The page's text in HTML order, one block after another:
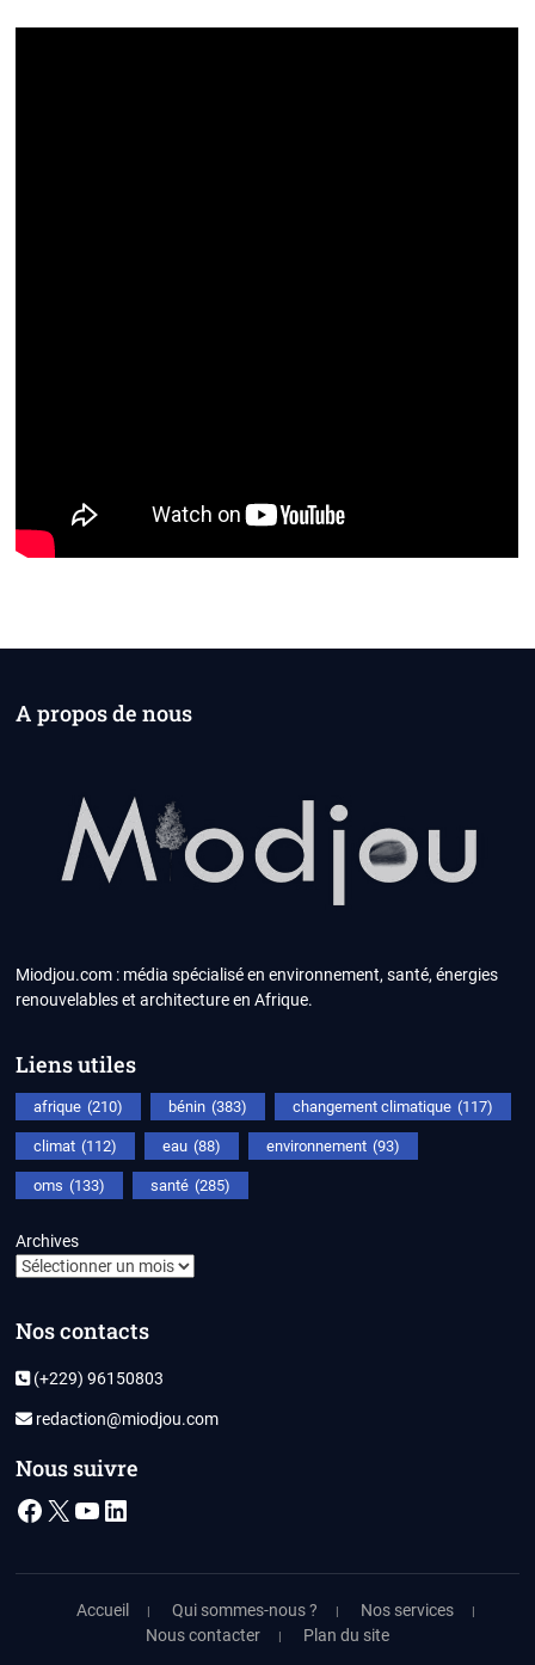
A propos de nous
Miodjou.com : média spécialisé en environnement, santé, énergies
renouvelables et architecture en Afrique.
Liens utiles
afrique (210) bénin (383) changement climatique (117)
climat (112) eau (88) environnement (93)
oms (133) santé (285)
Archives
Nos contacts
(+229) 96150803
redaction@miodjou.com
Nous suivre
Facebook
X YouTube
LinkedIn
Accueil Qui sommes-nous ?
Nos services
Nous contacter
Plan du site